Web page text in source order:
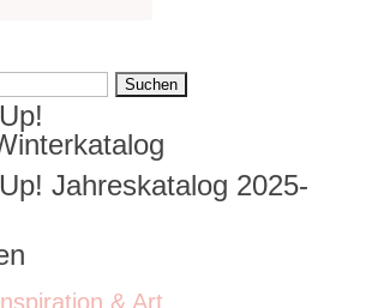
Jahreskatalog 2025-
& Art